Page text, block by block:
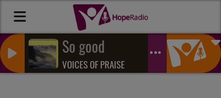
So good
VOICES OF PRAISE